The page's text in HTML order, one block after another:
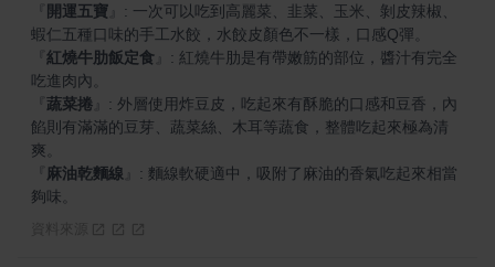
開運五寶
: 一次可以吃到高麗菜、韭菜、玉米、剝皮辣椒、
紅燒牛肋飯定食
: 紅燒牛肋是有帶嫩筋的部位，醬汁有完全
蔬菜捲
: 外層使用炸豆皮，吃起來有酥脆的口感和豆香，內
餡則有滿滿的豆芽、蔬菜絲、木耳等蔬食，整體吃起來極為清
麻油乾麵線
: 麵線軟硬適中，吸附了麻油的香氣吃起來相當
夠味。